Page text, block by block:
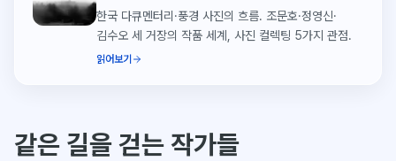
한국 다큐멘터리·풍경 사진의 흐름. 조문호·정영신·
김수오 세 거장의 작품 세계, 사진 컬렉팅 5가지 관점.
읽어보기
같은 길을 걷는 작가들